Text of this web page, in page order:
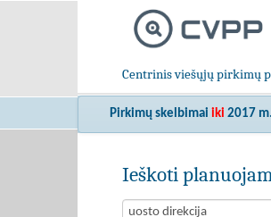
Centrinis viešųjų pirkimų
Pirkimų skelbimai iki 2017
Ieškoti